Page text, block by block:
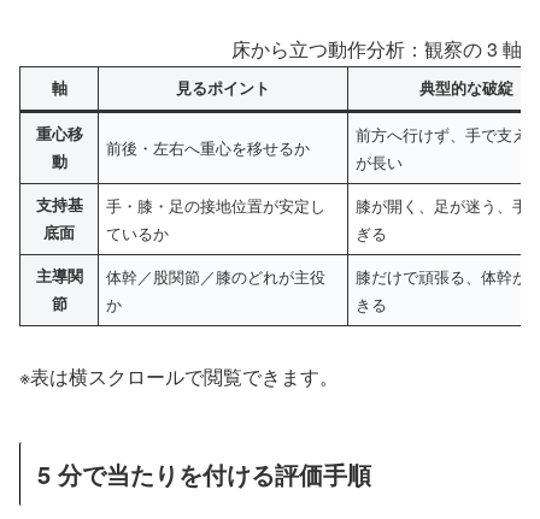
床から立つ動作分析：観察の 3 軸
軸 見るポイント 典型的な破綻
重心移
動
前後・左右へ重心を移せるか
前方へ行けず、手で支え
が長い
支持基
底面
手・膝・足の接地位置が安定し
ているか
膝が開く、足が迷う、手
ぎる
主導関
節
体幹／股関節／膝のどれが主役
か
膝だけで頑張る、体幹が
きる
※表は横スクロールで閲覧できます。
5 分で当たりを付ける評価手順